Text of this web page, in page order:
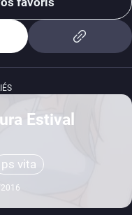
Estival
ps vita